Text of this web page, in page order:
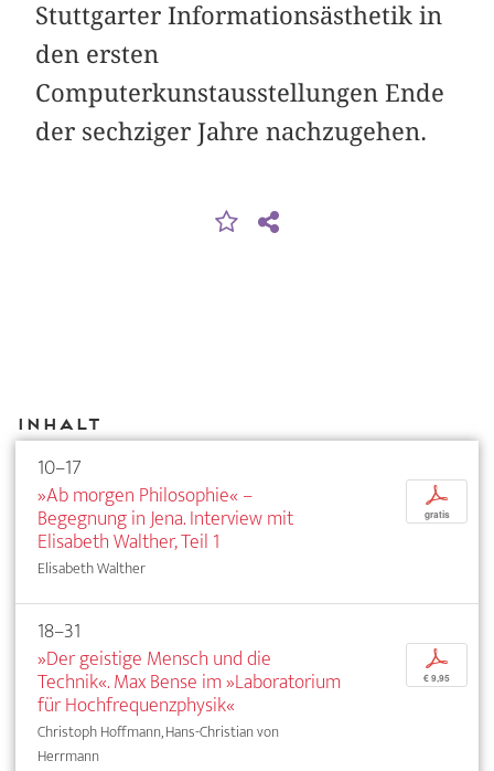
Stuttgarter Informationsästhetik in
den ersten
Computerkunstausstellungen Ende
der sechziger Jahre nachzugehen.
Inhalt
10–17
»Ab morgen Philosophie« –
Begegnung in Jena. Interview mit
Elisabeth Walther, Teil 1
Elisabeth Walther
p
gratis
18–31
»Der geistige Mensch und die
Technik«. Max Bense im »Laboratorium
für Hochfrequenzphysik«
Christoph Hoffmann, Hans-Christian von
Herrmann
p
€ 9,95